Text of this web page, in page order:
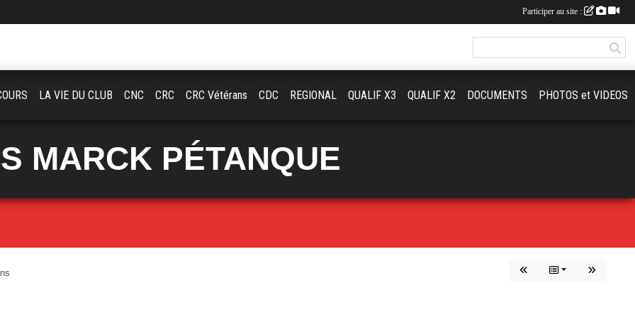
MARCK PÉTANQUE
LA VIE DU CLUB CNC CRC CRC Vétérans CDC REGIONAL QUALIF X3 QUALIF X2 DOCUMENTS PHOTOS et VIDEOS
Participer au site :